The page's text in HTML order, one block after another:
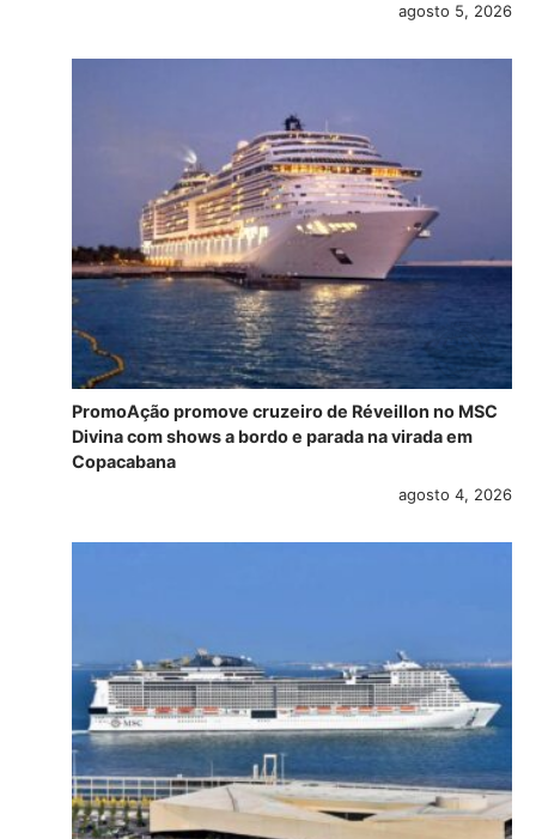
agosto 5, 2026
PromoAção promove cruzeiro de Réveillon no MSC
Divina com shows a bordo e parada na virada em
Copacabana
agosto 4, 2026